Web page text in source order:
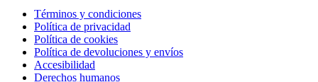
Términos y condiciones
Política de privacidad
Política de cookies
Política de devoluciones y envíos
Accesibilidad
Derechos humanos